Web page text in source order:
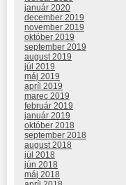
január 2020
december 2019
november 2019
október 2019
september 2019
august 2019
júl 2019
máj 2019
apríl 2019
marec 2019
február 2019
január 2019
október 2018
september 2018
august 2018
júl 2018
jún 2018
máj 2018